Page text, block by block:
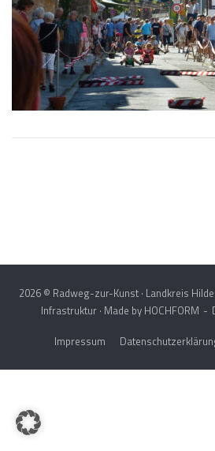
2026 © Radweg-zur-Kunst · Landkreis
Infrastruktur · Made by HOCHFORM
Impressum